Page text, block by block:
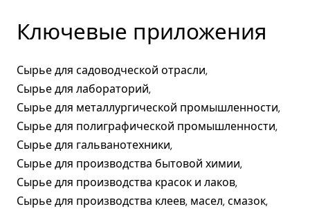
Ключевые приложения
Сырье для садоводческой отрасли,
Сырье для лабораторий,
Сырье для металлургической промышленности,
Сырье для полиграфической промышленности,
Сырье для гальванотехники,
Сырье для производства бытовой химии,
Сырье для производства красок и лаков,
Сырье для производства клеев, масел, смазок,